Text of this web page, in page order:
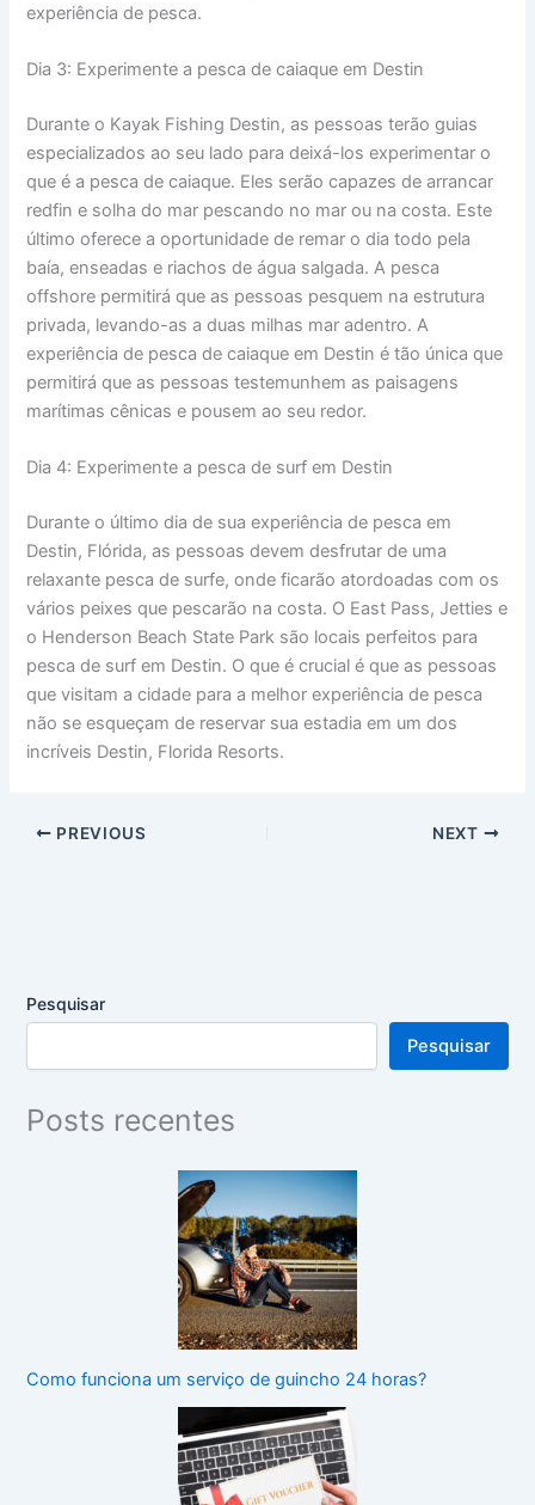
experiência de pesca.
Dia 3: Experimente a pesca de caiaque em Destin
Durante o Kayak Fishing Destin, as pessoas terão guias
especializados ao seu lado para deixá-los experimentar o
que é a pesca de caiaque. Eles serão capazes de arrancar
redfin e solha do mar pescando no mar ou na costa. Este
último oferece a oportunidade de remar o dia todo pela
baía, enseadas e riachos de água salgada. A pesca
offshore permitirá que as pessoas pesquem na estrutura
privada, levando-as a duas milhas mar adentro. A
experiência de pesca de caiaque em Destin é tão única que
permitirá que as pessoas testemunhem as paisagens
marítimas cênicas e pousem ao seu redor.
Dia 4: Experimente a pesca de surf em Destin
Durante o último dia de sua experiência de pesca em
Destin, Flórida, as pessoas devem desfrutar de uma
relaxante pesca de surfe, onde ficarão atordoadas com os
vários peixes que pescarão na costa. O East Pass, Jetties e
o Henderson Beach State Park são locais perfeitos para
pesca de surf em Destin. O que é crucial é que as pessoas
que visitam a cidade para a melhor experiência de pesca
não se esqueçam de reservar sua estadia em um dos
incríveis Destin, Florida Resorts.
PREVIOUS NEXT
Pesquisar
Pesquisar
Posts recentes
Como funciona um serviço de guincho 24 horas?